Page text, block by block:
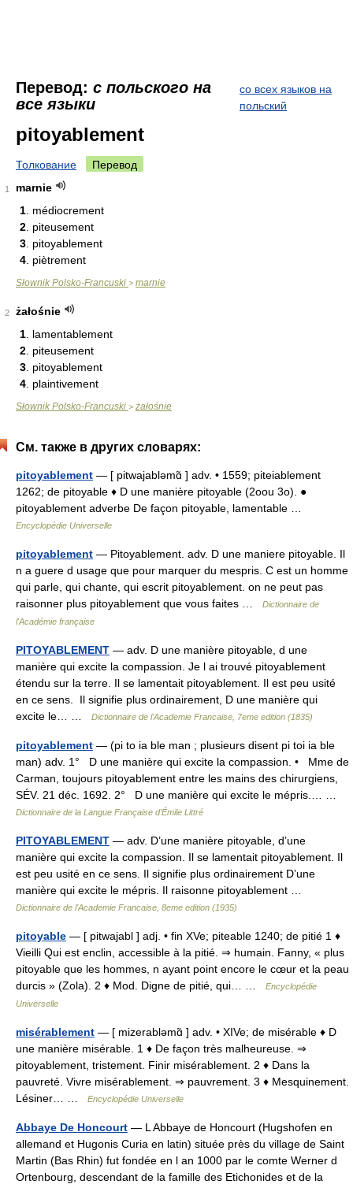
Перевод: с польского на
все языки
со всех языков на
польский
pitoyablement
Толкование Перевод
1
marnie
1 . médiocrement
2 . piteusement
3 . pitoyablement
4 . piètrement
Słownik Polsko-Francuski > marnie
2
żałośnie
1 . lamentablement
2 . piteusement
3 . pitoyablement
4 . plaintivement
Słownik Polsko-Francuski > żałośnie
См. также в других словарях:
pitoyablement — [ pitwajabləmɑ̃ ] adv. • 1559; piteiablement
1262; de pitoyable ♦ D une manière pitoyable (2oou 3o). ●
pitoyablement adverbe De façon pitoyable, lamentable …
Encyclopédie Universelle
pitoyablement — Pitoyablement. adv. D une maniere pitoyable. Il
n a guere d usage que pour marquer du mespris. C est un homme
qui parle, qui chante, qui escrit pitoyablement. on ne peut pas
raisonner plus pitoyablement que vous faites …
Dictionnaire de
l'Académie française
PITOYABLEMENT — adv. D une manière pitoyable, d une
manière qui excite la compassion. Je l ai trouvé pitoyablement
étendu sur la terre. Il se lamentait pitoyablement. Il est peu usité
en ce sens. Il signifie plus ordinairement, D une manière qui
excite le… …
Dictionnaire de l'Academie Francaise, 7eme edition (1835)
pitoyablement — (pi to ia ble man ; plusieurs disent pi toi ia ble
man) adv. 1° D une manière qui excite la compassion. • Mme de
Carman, toujours pitoyablement entre les mains des chirurgiens,
SÉV. 21 déc. 1692. 2° D une manière qui excite le mépris.… …
Dictionnaire de la Langue Française d'Émile Littré
PITOYABLEMENT — adv. D’une manière pitoyable, d’une
manière qui excite la compassion. Il se lamentait pitoyablement. Il
est peu usité en ce sens. Il signifie plus ordinairement D’une
manière qui excite le mépris. Il raisonne pitoyablement …
Dictionnaire de l'Academie Francaise, 8eme edition (1935)
pitoyable — [ pitwajabl ] adj. • fin XVe; piteable 1240; de pitié 1 ♦
Vieilli Qui est enclin, accessible à la pitié. ⇒ humain. Fanny, « plus
pitoyable que les hommes, n ayant point encore le cœur et la peau
durcis » (Zola). 2 ♦ Mod. Digne de pitié, qui… …
Encyclopédie
Universelle
misérablement — [ mizerabləmɑ̃ ] adv. • XIVe; de misérable ♦ D
une manière misérable. 1 ♦ De façon très malheureuse. ⇒
pitoyablement, tristement. Finir misérablement. 2 ♦ Dans la
pauvreté. Vivre misérablement. ⇒ pauvrement. 3 ♦ Mesquinement.
Lésiner… …
Encyclopédie Universelle
Abbaye De Honcourt — L Abbaye de Honcourt (Hugshofen en
allemand et Hugonis Curia en latin) située près du village de Saint
Martin (Bas Rhin) fut fondée en l an 1000 par le comte Werner d
Ortenbourg, descendant de la famille des Etichonides et de la